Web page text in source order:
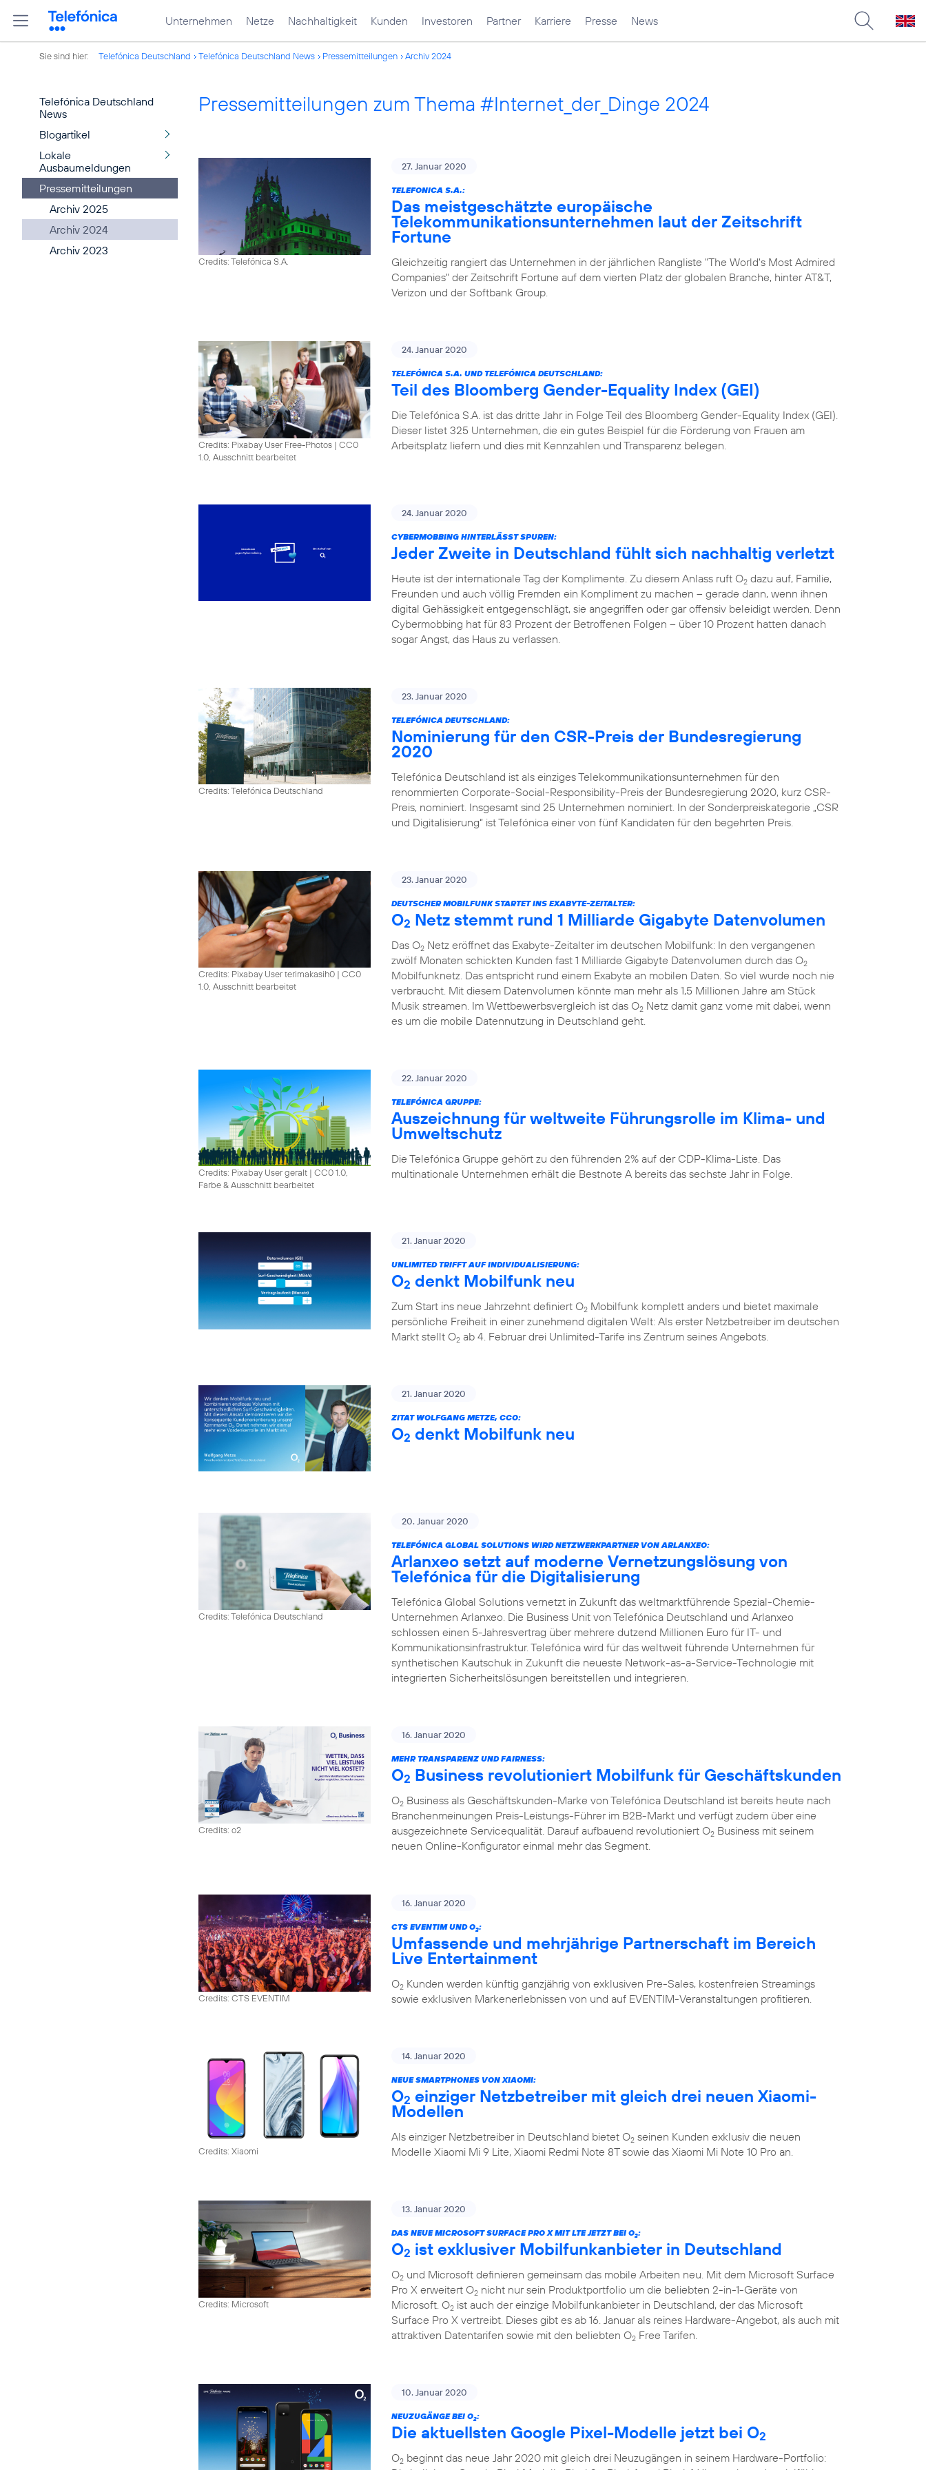
Unternehmen Netze Nachhaltigkeit Kunden Investoren Partner Karriere Presse News
Sie sind hier: Telefónica Deutschland Telefónica Deutschland News Pressemitteilungen Archiv 2024
Telefónica Deutschland
News
Blogartikel
Lokale
Ausbaumeldungen
Pressemitteilungen
Archiv 2025
Archiv 2024
Archiv 2023
Pressemitteilungen zum Thema #Internet_der_Dinge 2024
Credits: Telefónica S.A.
27. Januar 2020
TELEFONICA S.A.:
Das meistgeschätzte europäische
Telekommunikationsunternehmen laut der Zeitschrift
Fortune
Gleichzeitig rangiert das Unternehmen in der jährlichen Rangliste "The World's Most Admired
Companies" der Zeitschrift Fortune auf dem vierten Platz der globalen Branche, hinter AT&T,
Verizon und der Softbank Group.
Credits: Pixabay User Free-Photos | CC0
1.0, Ausschnitt bearbeitet
24. Januar 2020
TELEFÓNICA S.A. UND TELEFÓNICA DEUTSCHLAND:
Teil des Bloomberg Gender-Equality Index (GEI)
Die Telefónica S.A. ist das dritte Jahr in Folge Teil des Bloomberg Gender-Equality Index (GEI).
Dieser listet 325 Unternehmen, die ein gutes Beispiel für die Förderung von Frauen am
Arbeitsplatz liefern und dies mit Kennzahlen und Transparenz belegen.
24. Januar 2020
CYBERMOBBING HINTERLÄSST SPUREN:
Jeder Zweite in Deutschland fühlt sich nachhaltig verletzt
Heute ist der internationale Tag der Komplimente. Zu diesem Anlass ruft O2 dazu auf, Familie,
Freunden und auch völlig Fremden ein Kompliment zu machen – gerade dann, wenn ihnen
digital Gehässigkeit entgegenschlägt, sie angegriffen oder gar offensiv beleidigt werden. Denn
Cybermobbing hat für 83 Prozent der Betroffenen Folgen – über 10 Prozent hatten danach
sogar Angst, das Haus zu verlassen.
Credits: Telefónica Deutschland
23. Januar 2020
TELEFÓNICA DEUTSCHLAND:
Nominierung für den CSR-Preis der Bundesregierung
2020
Telefónica Deutschland ist als einziges Telekommunikationsunternehmen für den
renommierten Corporate-Social-Responsibility-Preis der Bundesregierung 2020, kurz CSR-
Preis, nominiert. Insgesamt sind 25 Unternehmen nominiert. In der Sonderpreiskategorie „CSR
und Digitalisierung“ ist Telefónica einer von fünf Kandidaten für den begehrten Preis.
Credits: Pixabay User terimakasih0 | CC0
1.0, Ausschnitt bearbeitet
23. Januar 2020
DEUTSCHER MOBILFUNK STARTET INS EXABYTE-ZEITALTER:
O2 Netz stemmt rund 1 Milliarde Gigabyte Datenvolumen
Das O2 Netz eröffnet das Exabyte-Zeitalter im deutschen Mobilfunk: In den vergangenen
zwölf Monaten schickten Kunden fast 1 Milliarde Gigabyte Datenvolumen durch das O2
Mobilfunknetz. Das entspricht rund einem Exabyte an mobilen Daten. So viel wurde noch nie
verbraucht. Mit diesem Datenvolumen könnte man mehr als 1,5 Millionen Jahre am Stück
Musik streamen. Im Wettbewerbsvergleich ist das O2 Netz damit ganz vorne mit dabei, wenn
es um die mobile Datennutzung in Deutschland geht.
Credits: Pixabay User geralt | CC0 1.0,
Farbe & Ausschnitt bearbeitet
22. Januar 2020
TELEFÓNICA GRUPPE:
Auszeichnung für weltweite Führungsrolle im Klima- und
Umweltschutz
Die Telefónica Gruppe gehört zu den führenden 2% auf der CDP-Klima-Liste. Das
multinationale Unternehmen erhält die Bestnote A bereits das sechste Jahr in Folge.
21. Januar 2020
UNLIMITED TRIFFT AUF INDIVIDUALISIERUNG:
O2 denkt Mobilfunk neu
Zum Start ins neue Jahrzehnt definiert O2 Mobilfunk komplett anders und bietet maximale
persönliche Freiheit in einer zunehmend digitalen Welt: Als erster Netzbetreiber im deutschen
Markt stellt O2 ab 4. Februar drei Unlimited-Tarife ins Zentrum seines Angebots.
21. Januar 2020
ZITAT WOLFGANG METZE, CCO:
O2 denkt Mobilfunk neu
Credits: Telefónica Deutschland
20. Januar 2020
TELEFÓNICA GLOBAL SOLUTIONS WIRD NETZWERKPARTNER VON ARLANXEO:
Arlanxeo setzt auf moderne Vernetzungslösung von
Telefónica für die Digitalisierung
Telefónica Global Solutions vernetzt in Zukunft das weltmarktführende Spezial-Chemie-
Unternehmen Arlanxeo. Die Business Unit von Telefónica Deutschland und Arlanxeo
schlossen einen 5-Jahresvertrag über mehrere dutzend Millionen Euro für IT- und
Kommunikationsinfrastruktur. Telefónica wird für das weltweit führende Unternehmen für
synthetischen Kautschuk in Zukunft die neueste Network-as-a-Service-Technologie mit
integrierten Sicherheitslösungen bereitstellen und integrieren.
Credits: o2
16. Januar 2020
MEHR TRANSPARENZ UND FAIRNESS:
O2 Business revolutioniert Mobilfunk für Geschäftskunden
O2 Business als Geschäftskunden-Marke von Telefónica Deutschland ist bereits heute nach
Branchenmeinungen Preis-Leistungs-Führer im B2B-Markt und verfügt zudem über eine
ausgezeichnete Servicequalität. Darauf aufbauend revolutioniert O2 Business mit seinem
neuen Online-Konfigurator einmal mehr das Segment.
Credits: CTS EVENTIM
16. Januar 2020
CTS EVENTIM UND O2:
Umfassende und mehrjährige Partnerschaft im Bereich
Live Entertainment
O2 Kunden werden künftig ganzjährig von exklusiven Pre-Sales, kostenfreien Streamings
sowie exklusiven Markenerlebnissen von und auf EVENTIM-Veranstaltungen profitieren.
Credits: Xiaomi
14. Januar 2020
NEUE SMARTPHONES VON XIAOMI:
O2 einziger Netzbetreiber mit gleich drei neuen Xiaomi-
Modellen
Als einziger Netzbetreiber in Deutschland bietet O2 seinen Kunden exklusiv die neuen
Modelle Xiaomi Mi 9 Lite, Xiaomi Redmi Note 8T sowie das Xiaomi Mi Note 10 Pro an.
Credits: Microsoft
13. Januar 2020
DAS NEUE MICROSOFT SURFACE PRO X MIT LTE JETZT BEI O2:
O2 ist exklusiver Mobilfunkanbieter in Deutschland
O2 und Microsoft definieren gemeinsam das mobile Arbeiten neu. Mit dem Microsoft Surface
Pro X erweitert O2 nicht nur sein Produktportfolio um die beliebten 2-in-1-Geräte von
Microsoft. O2 ist auch der einzige Mobilfunkanbieter in Deutschland, der das Microsoft
Surface Pro X vertreibt. Dieses gibt es ab 16. Januar als reines Hardware-Angebot, als auch mit
attraktiven Datentarifen sowie mit den beliebten O2 Free Tarifen.
10. Januar 2020
NEUZUGÄNGE BEI O2:
Die aktuellsten Google Pixel-Modelle jetzt bei O2
O2 beginnt das neue Jahr 2020 mit gleich drei Neuzugängen in seinem Hardware-Portfolio: